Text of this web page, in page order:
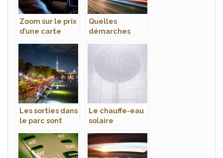
Zoom sur le prix
d’une carte
Quelles
démarches
perte d’une
Les sorties dans
le parc sont
faisables les
week-ends
Le chauffe-eau
solaire
est-il bon pour
la sante ?